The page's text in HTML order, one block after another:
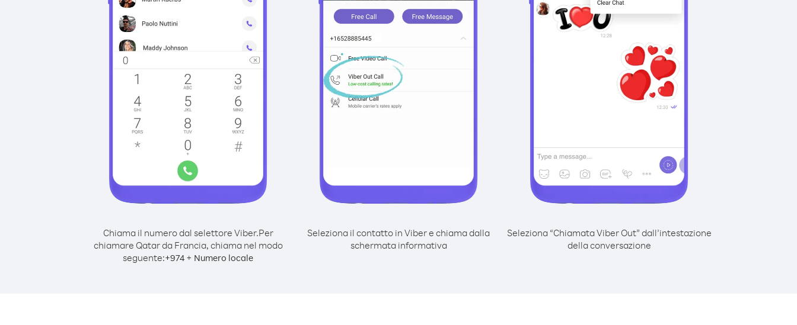
Chiama il numero dal selettore Viber.Per
chiamare Qatar da Francia, chiama nel modo
seguente:+974 + Numero locale
Seleziona il contatto in Viber e chiama dalla
schermata informativa
Seleziona “Chiamata Viber Out” dall’intestazione
della conversazione